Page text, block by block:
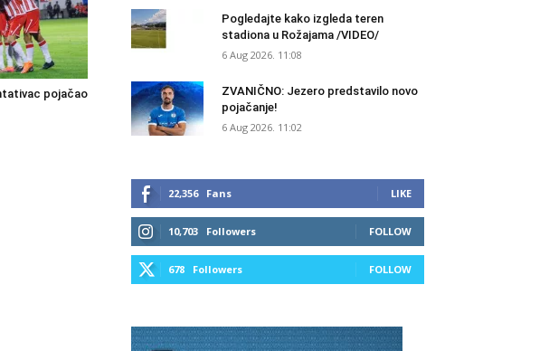
pojačao
Pogledajte kako izgleda teren
stadiona u Rožajama /VIDEO/
6 Aug 2026. 11:08
ZVANIČNO: Jezero predstavilo novo
pojačanje!
6 Aug 2026. 11:02
22,356 Fans LIKE
10,703 Followers FOLLOW
678 Followers FOLLOW